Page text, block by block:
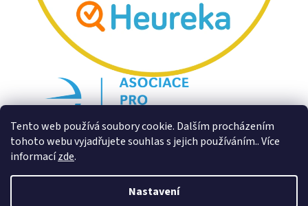
Tento web používá soubory cookie. Dalším procházením
tohoto webu vyjadřujete souhlas s jejich používáním.. Více
informacízde.
Nastavení